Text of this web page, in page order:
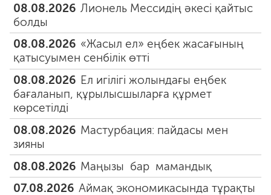
08.08.2026 Лионель Мессидің әкесі қайтыс
болды
08.08.2026 «Жасыл ел» еңбек жасағының
қатысуымен сенбілік өтті
08.08.2026 Ел игілігі жолындағы еңбек
бағаланып, құрылысшыларға құрмет
көрсетілді
08.08.2026 Мастурбация: пайдасы мен
зияны
08.08.2026 Маңызы бар мамандық
07.08.2026 Аймақ экономикасында тұрақты